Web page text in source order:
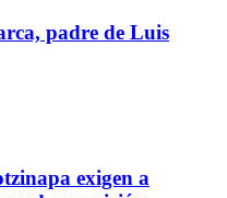
padre de Luis
exigen a